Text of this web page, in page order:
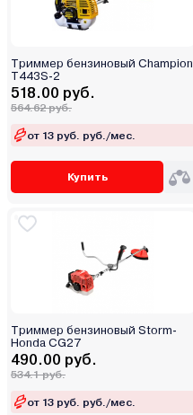
Триммер бензиновый Champion
T443S-2
518.00 руб.
564.62 руб.
от 13 руб. руб./мес.
Купить
Триммер бензиновый Storm-
Honda CG27
490.00 руб.
534.1 руб.
от 13 руб. руб./мес.